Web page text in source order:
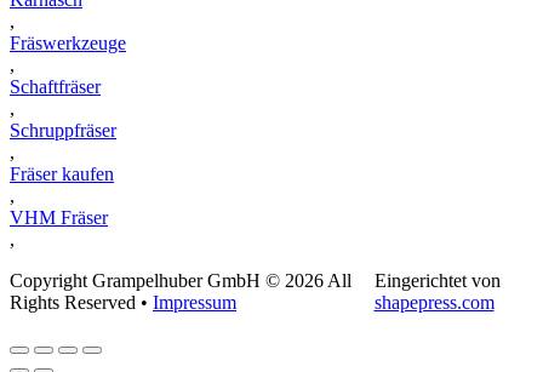
,
Fräswerkzeuge
,
Schaftfräser
,
Schruppfräser
,
Fräser kaufen
,
VHM Fräser
,
Copyright Grampelhuber GmbH © 2026 All
Rights Reserved • Impressum
Eingerichtet von
shapepress.com